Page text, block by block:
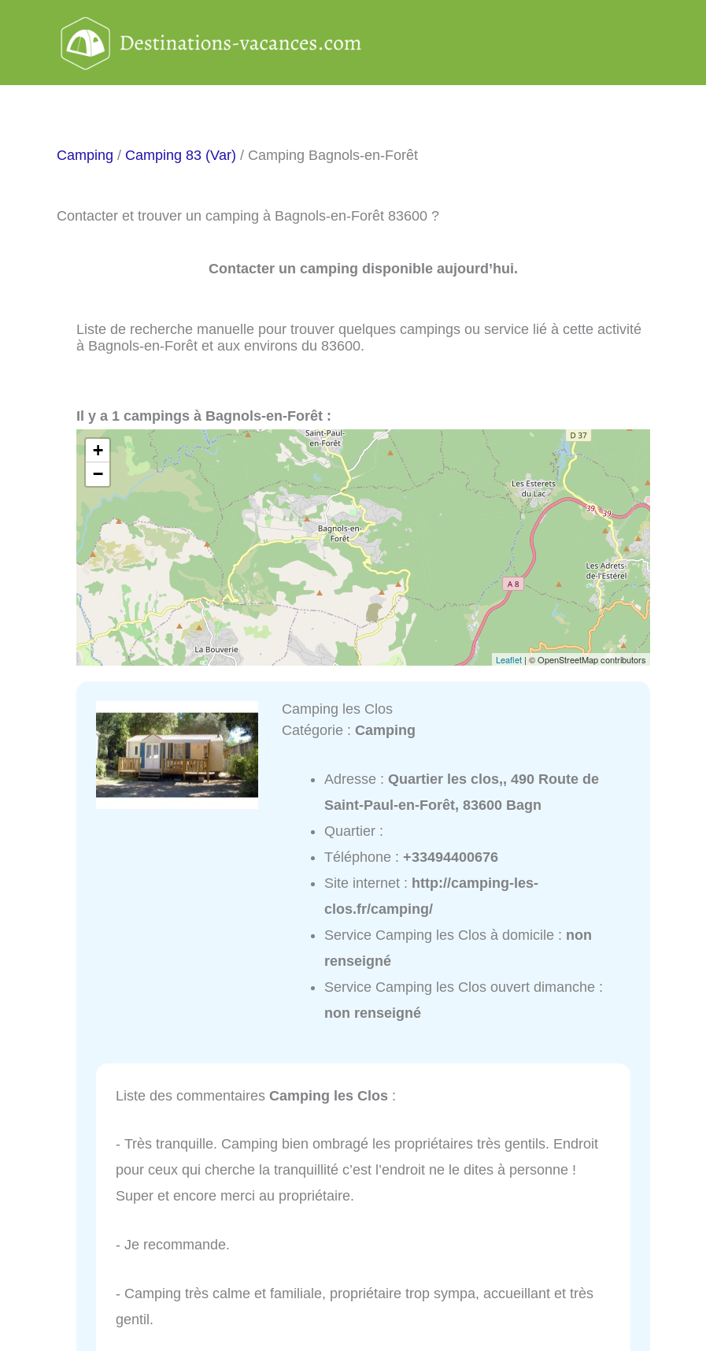
Camping / Camping 83 (Var) / Camping Bagnols-en-Forêt
Contacter et trouver un camping à Bagnols-en-Forêt 83600 ?
Contacter un camping disponible aujourd’hui.
Liste de recherche manuelle pour trouver quelques campings ou service lié à cette activité
à Bagnols-en-Forêt et aux environs du 83600.
Il y a 1 campings à Bagnols-en-Forêt :
+
−
Leaflet | © OpenStreetMap contributors
Camping les Clos
Catégorie :Camping
Adresse :Quartier les clos,, 490 Route de
Saint-Paul-en-Forêt, 83600 Bagn
Quartier :
Téléphone :+33494400676
Site internet : http://camping-les-
clos.fr/camping/
Service Camping les Clos à domicile : non
renseigné
Service Camping les Clos ouvert dimanche :
non renseigné
Liste des commentaires Camping les Clos :
- Très tranquille. Camping bien ombragé les propriétaires très gentils. Endroit
pour ceux qui cherche la tranquillité c’est l’endroit ne le dites à personne !
Super et encore merci au propriétaire.
- Je recommande.
- Camping très calme et familiale, propriétaire trop sympa, accueillant et très
gentil.